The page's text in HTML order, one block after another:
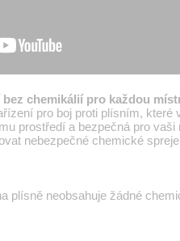
chemikálií pro každou
pro boj proti plísním,
prostředí a bezpečná pro
nebezpečné chemické
plísně neobsahuje žádné